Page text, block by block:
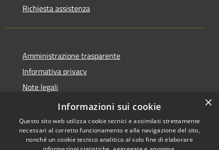
Richiesta assistenza
Amministrazione trasparente
Informativa privacy
Note legali
Dichiarazione di accessibilità
×
Informazioni sui cookie
Questo sito web utilizza cookie tecnici e assimilati strettamente
necessari al corretto funzionamento e alla navigazione del sito,
nonché un cookie tecnico analitico al solo fine di elaborare